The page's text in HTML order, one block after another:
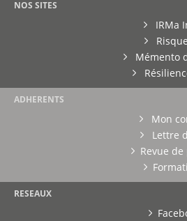
NOS SITES
IRMa
Mémento
ADHERENTS
Mon
Lettre
Revue de
RESEAUX